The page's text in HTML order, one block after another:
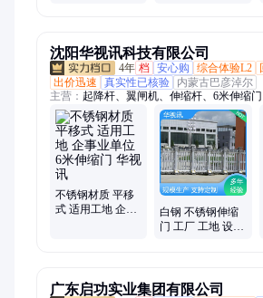
沈阳华视讯科技有限公司
4年 档 安心购 综合体验L2
出价迅速
真实性已核验
内蒙古巴彦淖尔
主营： 起降杆、翼闸机、伸缩杆、6米伸缩
闸、长杆灯、通道闸、通道门、停车场、栅
门、高转闸、悬浮门、智能门、挡车杆、人
机、安检门、闸设备、别系统、别墅门、车
不锈钢材质 平移
式 适用工地 企事
白钢 不锈钢伸缩
门 工厂 工地 设备
广东启功实业集团有限公司